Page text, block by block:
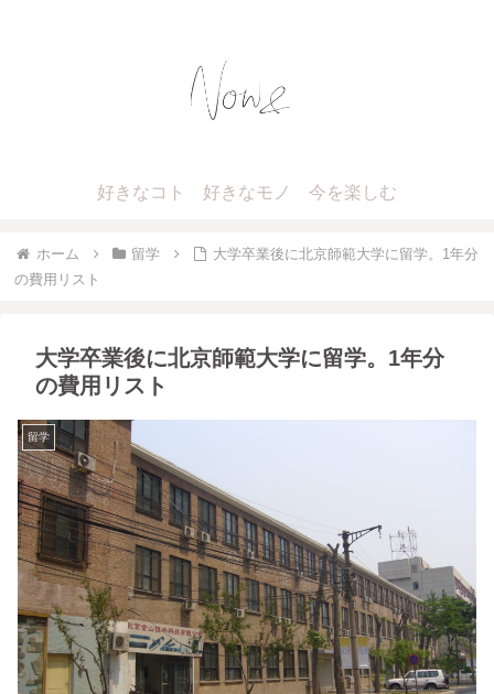
好きなコト 好きなモノ 今を楽しむ
ホーム 留学
大学卒業後に北京師範大学に留学。1年分
の費用リスト
大学卒業後に北京師範大学に留学。1年分
の費用リスト
留学